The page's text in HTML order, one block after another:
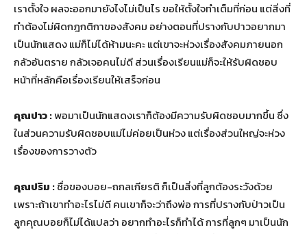
เราตั้งใจ ผลจะออกมายังไงไม่เป็นไร ขอให้ตั้งใจทำเต็มที่ก่อน แต่สิ่งที่
ทำต้องไม่ผิดกฎกติกาของสังคม อย่างตอนที่ปรางกับปาวอยากมา
เป็นนักแสดง แม่ก็ไม่ได้ห้ามนะคะ แต่เขาจะห่วงเรื่องสังคมภายนอก
กลัวอันตราย กลัวเจอคนไม่ดี ส่วนเรื่องเรียนแม่ก็จะให้รับผิดชอบ
หน้าที่หลักคือเรื่องเรียนให้เสร็จก่อน
คุณปาว :พอมาเป็นนักแสดงเราก็ต้องมีความรับผิดชอบมากขึ้น ซึ่ง
ในส่วนความรับผิดชอบแม่ไม่ค่อยเป็นห่วง แต่เรื่องส่วนใหญ่จะห่วง
เรื่องของการวางตัว
คุณปริม :ชื่อของบอย-ถกลเกียรติ ก็เป็นสิ่งที่ลูกต้องระวังด้วย
เพราะถ้าเขาทำอะไรไม่ดี คนเขาก็จะว่าถึงพ่อ การที่ปรางกับป่าวเป็น
ลูกคุณบอยก็ไม่ได้แปลว่า อยากทำอะไรก็ทำได้ การที่ลูกๆ มาเป็นนัก